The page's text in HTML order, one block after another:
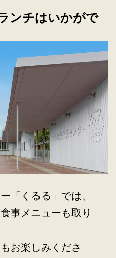
ンチはいかがで
「くるる」では、
事メニューも取り
お楽しみくださ